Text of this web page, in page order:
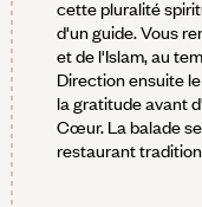
cette pluralité
d'un guide. Vous
et de l'Islam, au
Direction ensuite
la gratitude avant
Cœur. La balade
restaurant